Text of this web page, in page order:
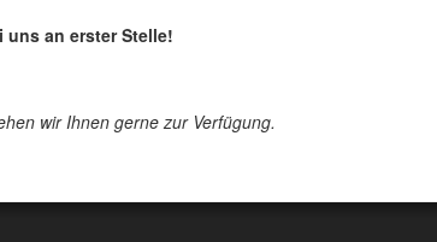
uns an erster Stelle!
wir Ihnen gerne zur Verfügung.